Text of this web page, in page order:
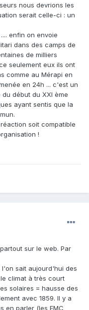
nous devrions les
serait celle-ci : un
enfin on envoie
dans des camps de
de milliers
seulement eux ils ont
comme au Mérapi en
en 24h ... c'est un
début du XXI ème
ayant sentis que la
soit compatible
!
sur le web. Par
sait aujourd'hui des
climat à très court
solaires = hausse des
avec 1859. Il y a
en parler (les EMC